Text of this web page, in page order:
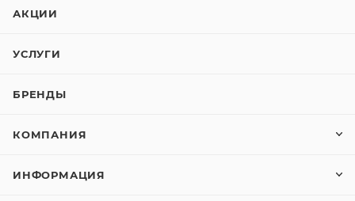
АКЦИИ
УСЛУГИ
БРЕНДЫ
КОМПАНИЯ
ИНФОРМАЦИЯ